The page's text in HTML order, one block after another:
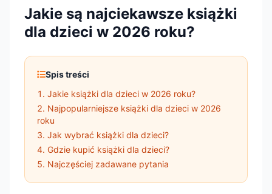
Jakie są najciekawsze książki
dla dzieci w 2026 roku?
Spis treści
Jakie książki dla dzieci w 2026 roku?
Najpopularniejsze książki dla dzieci w 2026
roku
Jak wybrać książki dla dzieci?
Gdzie kupić książki dla dzieci?
Najczęściej zadawane pytania